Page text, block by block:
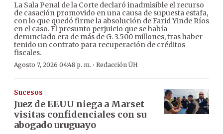
La Sala Penal de la Corte declaró inadmisible el recurso
de casación promovido en una causa de supuesta estafa,
con lo que quedó firme la absolución de Farid Yinde Ríos
en el caso. El presunto perjuicio que se había
denunciado era de más de G. 3.500 millones, tras haber
tenido un contrato para recuperación de créditos
fiscales.
Agosto 7, 2026 04:48 p. m. · Redacción ÚH
Sucesos
Juez de EEUU niega a Marset
visitas confidenciales con su
abogado uruguayo